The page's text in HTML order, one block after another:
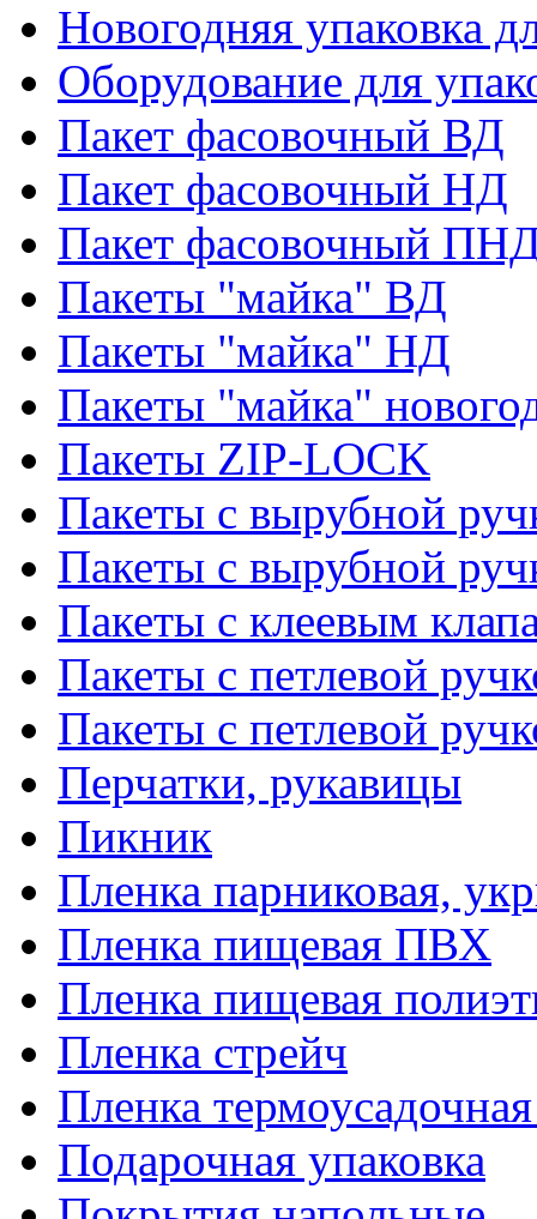
Новогодняя упаковка
Оборудование для
Пакет фасовочный ВД
Пакет фасовочный НД
Пакет фасовочный
Пакеты "майка" ВД
Пакеты "майка" НД
Пакеты "майка"
Пакеты ZIP-LOCK
Пакеты с вырубной
Пакеты с вырубной
Пакеты с клеевым
Пакеты с петлевой
Пакеты с петлевой
Перчатки, рукавицы
Пикник
Пленка парниковая,
Пленка пищевая ПВХ
Пленка пищевая
Пленка стрейч
Пленка
Подарочная упаковка